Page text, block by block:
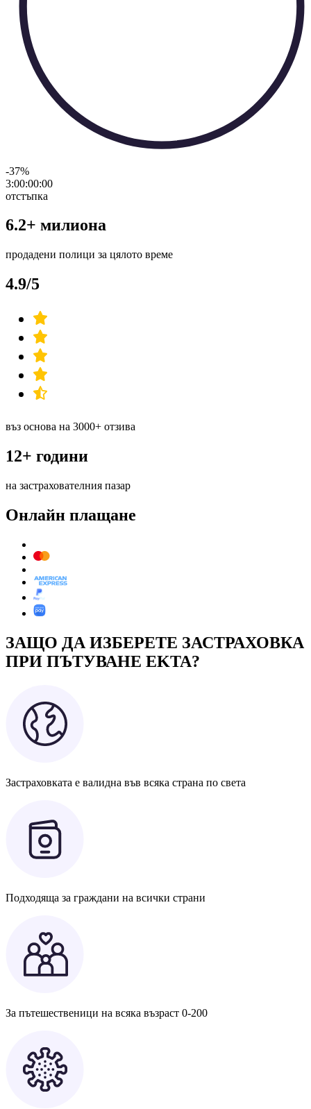
-37%
3:00:00:00
отстъпка
6.2+ милиона
продадени полици за цялото време
4.9/5
въз основа на 3000+ отзива
12+ години
на застрахователния пазар
Онлайн плащане
ЗАЩО ДА ИЗБЕРЕТЕ ЗАСТРАХОВКА
ПРИ ПЪТУВАНЕ EKTA?
Застраховката е валидна във всяка страна по света
Подходяща за граждани на всички страни
За пътешественици на всяка възраст 0-200